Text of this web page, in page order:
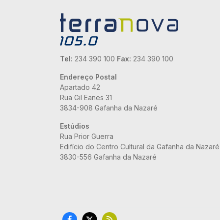
Tel: 234 390 100 Fax: 234 390 100
Endereço Postal
Apartado 42
Rua Gil Eanes 31
3834-908 Gafanha da Nazaré
Estúdios
Rua Prior Guerra
Edifício do Centro Cultural da Gafanha da Nazaré
3830-556 Gafanha da Nazaré